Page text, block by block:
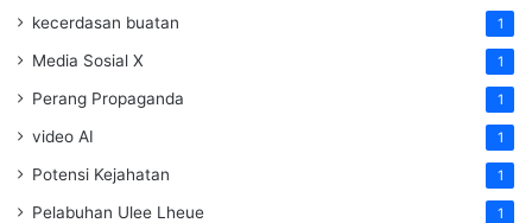
kecerdasan buatan 1
Media Sosial X 1
Perang Propaganda 1
video AI 1
Potensi Kejahatan 1
Pelabuhan Ulee Lheue 1